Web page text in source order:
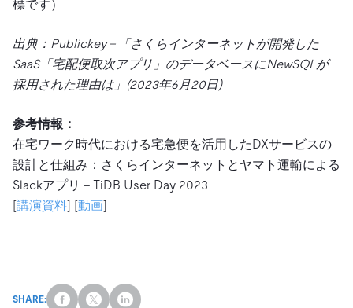
標です）
出典：Publickey – 「さくらインターネットが開発した
SaaS「宅配便取次アプリ」のデータベースにNewSQLが
採用された理由は」(2023年6月20日)
参考情報：
在宅ワーク時代における宅急便を活用したDXサービスの
設計と仕組み：さくらインターネットとヤマト運輸による
Slackアプリ – TiDB User Day 2023
[講演資料] [動画]
SHARE: